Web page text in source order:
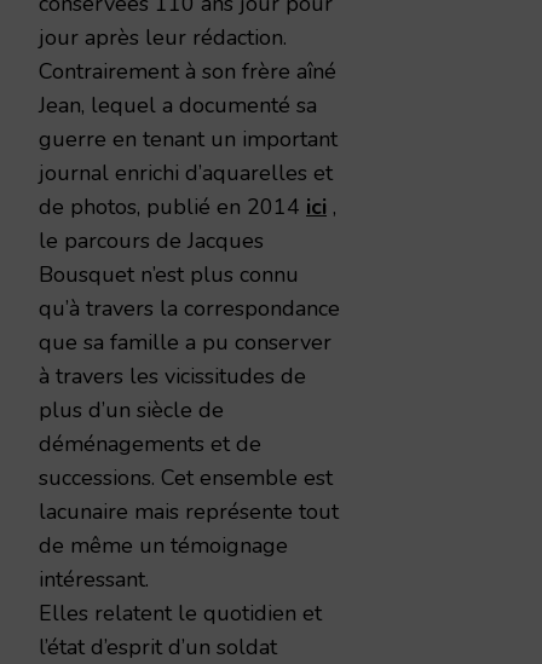
jour après leur rédaction.
Contrairement à son frère aîné
Jean, lequel a documenté sa
guerre en tenant un important
journal enrichi d’aquarelles et
de photos, publié en 2014 ici ,
le parcours de Jacques
Bousquet n’est plus connu
qu’à travers la correspondance
que sa famille a pu conserver
à travers les vicissitudes de
plus d’un siècle de
déménagements et de
successions. Cet ensemble est
lacunaire mais représente tout
de même un témoignage
intéressant.
Elles relatent le quotidien et
l’état d’esprit d’un soldat